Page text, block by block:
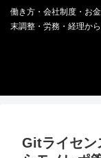
働き方・会社制度・お
末調整・労務・経理か
Gitライセン